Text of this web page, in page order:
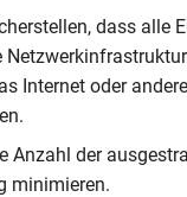
dass alle
Internet oder
Anzahl der
minimieren.